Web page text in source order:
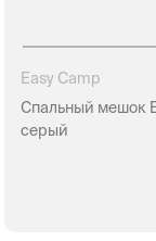
Easy Camp
Спальный мешок
серый